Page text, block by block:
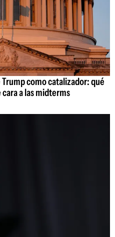
como catalizador: qué
cara a las midterms